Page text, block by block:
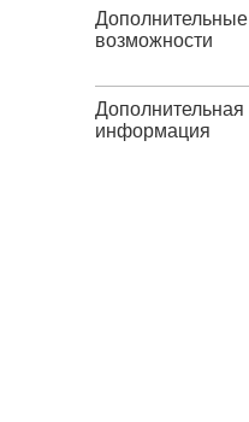
Дополнительные
возможности
Дополнительная
информация